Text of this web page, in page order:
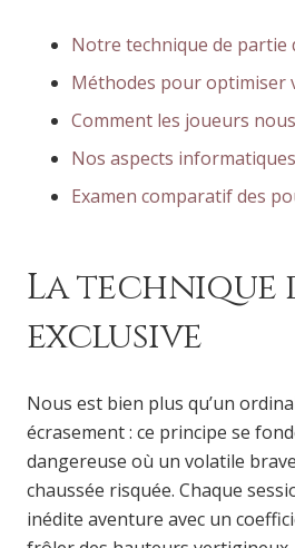
Notre technique de partie
Méthodes pour optimiser
Comment les joueurs
Nos aspects informatiques
Examen comparatif des
La technique
exclusive
Nous est bien plus qu’un
écrasement : ce principe se
dangereuse où un volatile
chaussée risquée. Chaque
inédite aventure avec un